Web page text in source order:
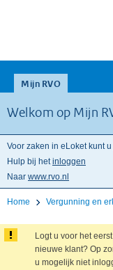
Mijn RVO
Welkom op Mijn
Voor zaken in eLoket kunt u
Hulp bij hetinloggen
Naar www.rvo.nl
Home Vergunning en
Logt u voor het
nieuwe klant? Op
u mogelijk niet